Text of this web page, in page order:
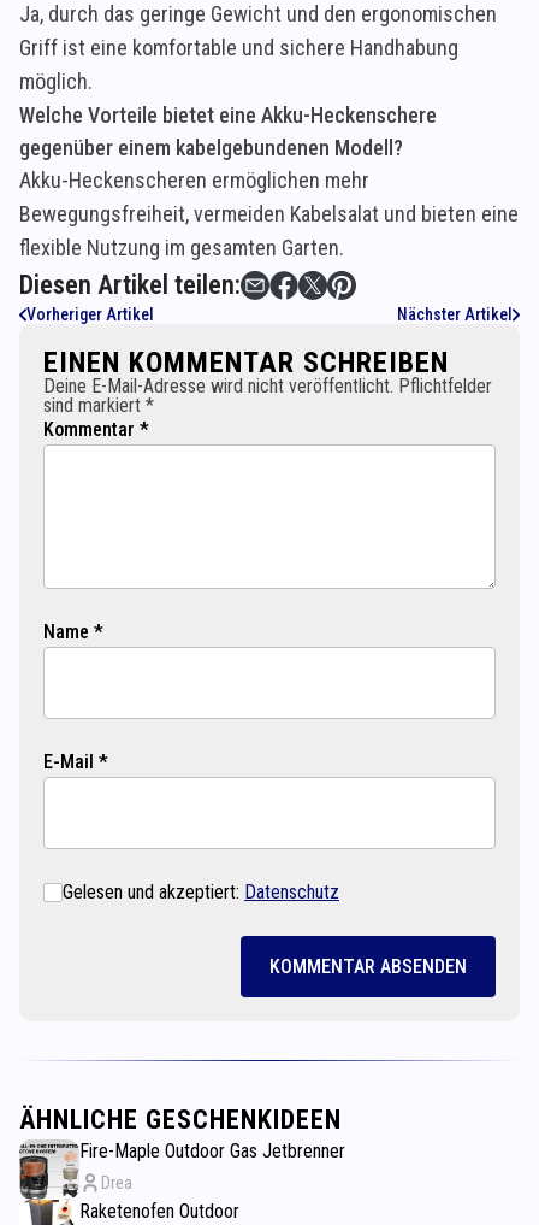
Ja, durch das geringe Gewicht und den ergonomischen
Griff ist eine komfortable und sichere Handhabung
möglich.
Welche Vorteile bietet eine Akku-Heckenschere
gegenüber einem kabelgebundenen Modell?
Akku-Heckenscheren ermöglichen mehr
Bewegungsfreiheit, vermeiden Kabelsalat und bieten eine
flexible Nutzung im gesamten Garten.
Diesen Artikel teilen:
Vorheriger Artikel Nächster Artikel
EINEN KOMMENTAR SCHREIBEN
Deine E-Mail-Adresse wird nicht veröffentlicht. Pflichtfelder
sind markiert *
Kommentar *
Name *
E-Mail *
Gelesen und akzeptiert: Datenschutz
KOMMENTAR ABSENDEN
ÄHNLICHE GESCHENKIDEEN
Fire-Maple Outdoor Gas Jetbrenner
Drea
Raketenofen Outdoor